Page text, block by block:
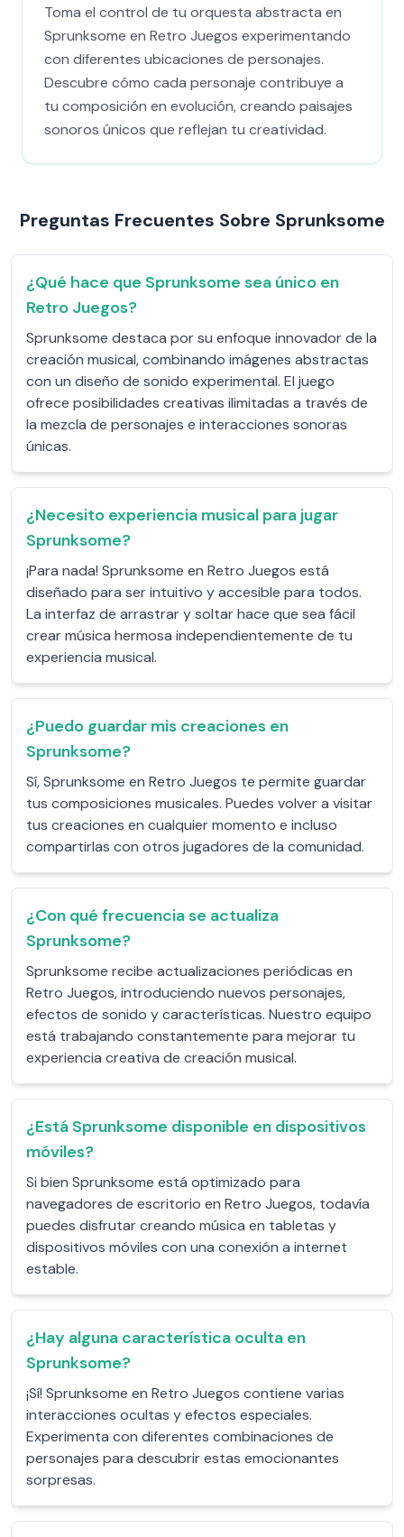
Toma el control de tu orquesta abstracta en
Sprunksome en Retro Juegos experimentando
con diferentes ubicaciones de personajes.
Descubre cómo cada personaje contribuye a
tu composición en evolución, creando paisajes
sonoros únicos que reflejan tu creatividad.
Preguntas Frecuentes Sobre Sprunksome
¿Qué hace que Sprunksome sea único en
Retro Juegos?
Sprunksome destaca por su enfoque innovador de la
creación musical, combinando imágenes abstractas
con un diseño de sonido experimental. El juego
ofrece posibilidades creativas ilimitadas a través de
la mezcla de personajes e interacciones sonoras
únicas.
¿Necesito experiencia musical para jugar
Sprunksome?
¡Para nada! Sprunksome en Retro Juegos está
diseñado para ser intuitivo y accesible para todos.
La interfaz de arrastrar y soltar hace que sea fácil
crear música hermosa independientemente de tu
experiencia musical.
¿Puedo guardar mis creaciones en
Sprunksome?
Sí, Sprunksome en Retro Juegos te permite guardar
tus composiciones musicales. Puedes volver a visitar
tus creaciones en cualquier momento e incluso
compartirlas con otros jugadores de la comunidad.
¿Con qué frecuencia se actualiza
Sprunksome?
Sprunksome recibe actualizaciones periódicas en
Retro Juegos, introduciendo nuevos personajes,
efectos de sonido y características. Nuestro equipo
está trabajando constantemente para mejorar tu
experiencia creativa de creación musical.
¿Está Sprunksome disponible en dispositivos
móviles?
Si bien Sprunksome está optimizado para
navegadores de escritorio en Retro Juegos, todavía
puedes disfrutar creando música en tabletas y
dispositivos móviles con una conexión a internet
estable.
¿Hay alguna característica oculta en
Sprunksome?
¡Sí! Sprunksome en Retro Juegos contiene varias
interacciones ocultas y efectos especiales.
Experimenta con diferentes combinaciones de
personajes para descubrir estas emocionantes
sorpresas.